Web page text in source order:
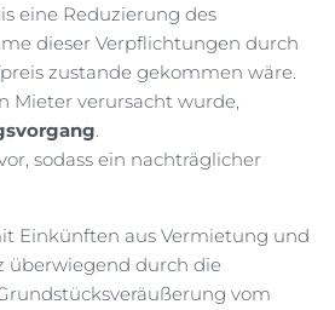
eine Reduzierung des
dieser Verpflichtungen durch
zustande gekommen wäre.
Mieter verursacht wurde,
.
sodass ein nachträglicher
Einkünften aus Vermietung und
überwiegend durch die
vom